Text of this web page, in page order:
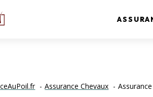
Assurance Chevaux